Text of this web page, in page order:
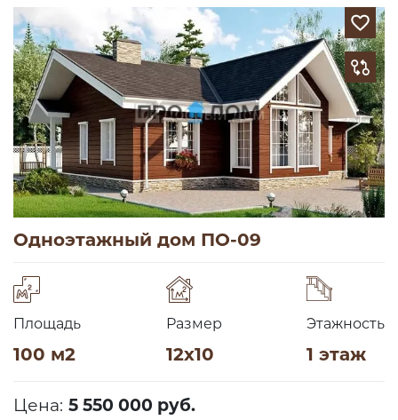
Одноэтажный дом ПО-09
Площадь
100 м2
Размер
12х10
Этажность
1 этаж
Цена: 5 550 000 руб.